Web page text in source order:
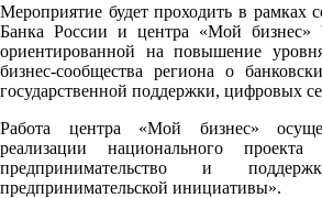
Мероприятие будет проходить в рамках
Банка России и центра «Мой бизнес»
ориентированной на повышение
бизнес-сообщества региона о
государственной поддержки, цифровых
Работа центра «Мой бизнес»
реализации национального
предпринимательство и
предпринимательской инициативы».